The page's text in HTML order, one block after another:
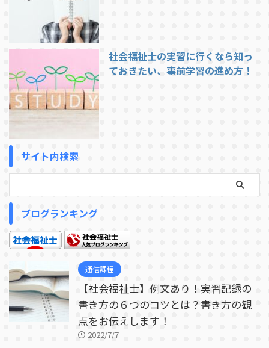
社会福祉士の実習に行くなら知っ
ておきたい、事前学習の進め方！
サイト内検索
ブログランキング
通信課程
【社会福祉士】例文あり！実習記録の
書き方の６つのコツとは？書き方の観
点をお伝えします！
2022/7/7